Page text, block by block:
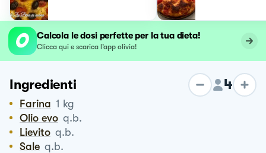
Calcola le dosi perfette per la tua dieta!
Clicca qui e scarica l’app olivia!
Ingredienti 4
Farina 1 kg
Olio evo q.b.
Lievito q.b.
Sale q.b.